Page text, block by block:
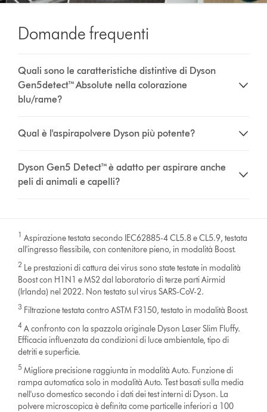
Domande frequenti
Quali sono le caratteristiche distintive di Dyson
Gen5detect™ Absolute nella colorazione
blu/rame?
Qual è l'aspirapolvere Dyson più potente?
Dyson Gen5 Detect™ è adatto per aspirare anche
peli di animali e capelli?
1 Aspirazione testata secondo IEC62885-4 CL5.8 e CL5.9, testata
all'ingresso flessibile, con contenitore pieno, in modalità Boost.
2 Le prestazioni di cattura dei virus sono state testate in modalità
Boost con H1N1 e MS2 dal laboratorio di terze parti Airmid
(Irlanda) nel 2022. Non testato sul virus SARS-CoV-2.
3 Filtrazione testata contro ASTM F3150, testato in modalità Boost.
4 A confronto con la spazzola originale Dyson Laser Slim Fluffy.
Efficacia influenzata da condizioni di luce ambientale, tipo di
detriti e superficie.
5 Migliore precisione raggiunta in modalità Auto. Funzione di
rampa automatica solo in modalità Auto. Test basati sulla media
nell'uso domestico secondo i dati dei test interni di Dyson. La
polvere microscopica è definita come particelle inferiori a 100